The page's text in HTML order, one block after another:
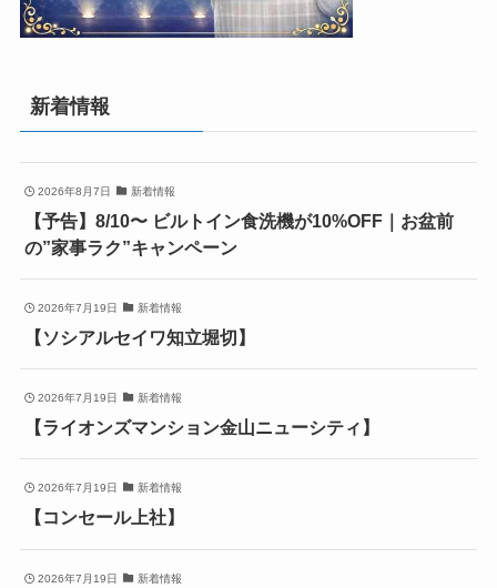
新着情報
2026年8月7日 新着情報
【予告】8/10〜 ビルトイン食洗機が10%OFF｜お盆前
の”家事ラク”キャンペーン
2026年7月19日 新着情報
【ソシアルセイワ知立堀切】
2026年7月19日 新着情報
【ライオンズマンション金山ニューシティ】
2026年7月19日 新着情報
【コンセール上社】
2026年7月19日 新着情報